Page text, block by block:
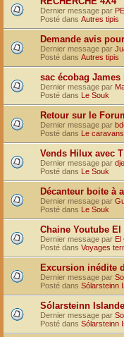
Dernier message par
Posté dans Autres tipis
Demande avis
Dernier message par
Posté dans Autres tipis
sac écobag James
Dernier message par
Posté dans Le Souk
Retour sur le
Dernier message par
Posté dans Le
Vends Hilux avec
Dernier message par
Posté dans Le Souk
Décanteur boite à
Dernier message par
Posté dans Le Souk
Chaine Youtube El
Dernier message par El
Posté dans Voyages
Excursion inédite
Dernier message par
Posté dans Sólarsteinn
Sólarsteinn Islande
Dernier message par
Posté dans Sólarsteinn